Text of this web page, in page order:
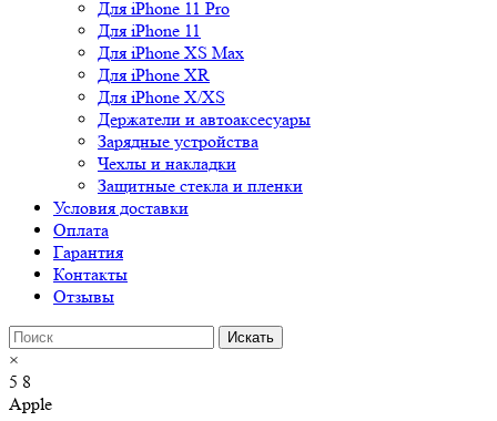
Для iPhone 11 Pro
Для iPhone 11
Для iPhone XS Max
Для iPhone XR
Для iPhone X/XS
Держатели и автоаксесуары
Зарядные устройства
Чехлы и накладки
Защитные стекла и пленки
Условия доставки
Оплата
Гарантия
Контакты
Отзывы
×
5 8
Apple